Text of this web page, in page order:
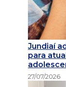
Jundiaí
para
27/07/2026